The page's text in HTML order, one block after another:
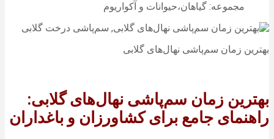
مجموعه: گیاهان،حیوانات و آکواریوم
بهترین زمان سم‌پاشی نهال‌های گلابی
بهترین زمان سم‌پاشی نهال‌های گلابی:
راهنمای جامع برای کشاورزان و باغداران